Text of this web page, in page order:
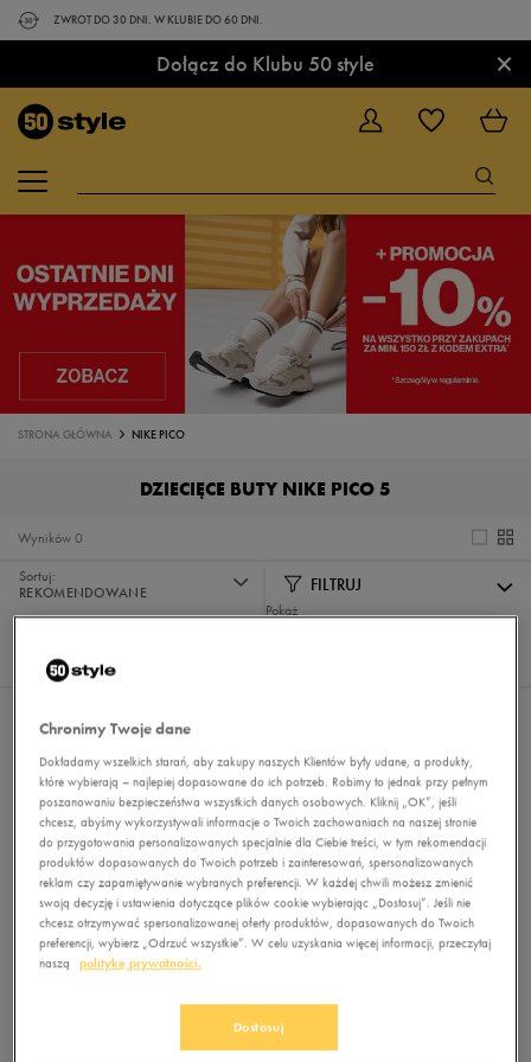
ZWROT DO 30 DNI. W KLUBIE DO 60 DNI.
Dołącz do Klubu 50 style ×
STRONA GŁÓWNA NIKE PICO
DZIECIĘCE BUTY NIKE PICO 5
0
Wyników
Sortuj:
REKOMENDOWANE
FILTRUJ
Pokaż
Nie wybrano filtrów
Brak produktów do wyświetlenia
Zmień kryteria wyszukiwania lub
Chronimy Twoje dane
Dokładamy wszelkich starań, aby zakupy naszych Klientów były udane, a produkty,
które wybierają – najlepiej dopasowane do ich potrzeb. Robimy to jednak przy pełnym
poszanowaniu bezpieczeństwa wszystkich danych osobowych. Kliknij „OK”, jeśli
chcesz, abyśmy wykorzystywali informacje o Twoich zachowaniach na naszej stronie
do przygotowania personalizowanych specjalnie dla Ciebie treści, w tym rekomendacji
produktów dopasowanych do Twoich potrzeb i zainteresowań, spersonalizowanych
reklam czy zapamiętywanie wybranych preferencji. W każdej chwili możesz zmienić
swoją decyzję i ustawienia dotyczące plików cookie wybierając „Dostosuj”. Jeśli nie
chcesz otrzymywać spersonalizowanej oferty produktów, dopasowanych do Twoich
preferencji, wybierz „Odrzuć wszystkie”. W celu uzyskania więcej informacji, przeczytaj
naszą
politykę prywatności.
Dostosuj